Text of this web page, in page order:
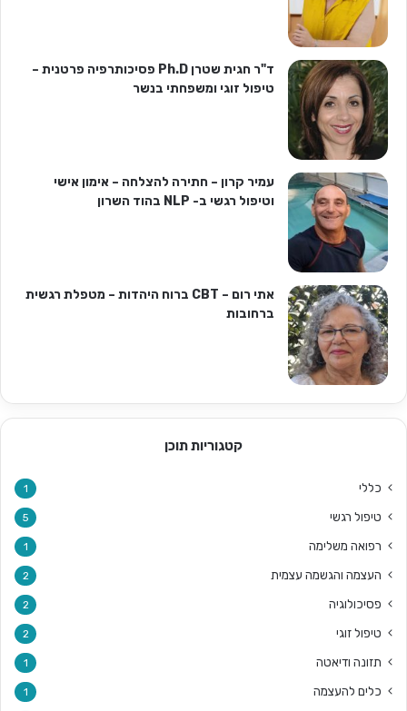
ד"ר חגית שטרן Ph.D פסיכותרפיה פרטנית –
טיפול זוגי ומשפחתי בנשר
עמיר קרון – חתירה להצלחה – אימון אישי
וטיפול רגשי ב- NLP בהוד השרון
אתי רום – CBT ברוח היהדות – מטפלת רגשית
ברחובות
קטגוריות תוכן
כללי 1
טיפול רגשי 5
רפואה משלימה 1
העצמה והגשמה עצמית 2
פסיכולוגיה 2
טיפול זוגי 2
תזונה ודיאטה 1
כלים להעצמה 1